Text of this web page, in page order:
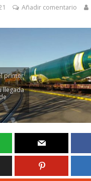
Añadir comentario
primer
llegada